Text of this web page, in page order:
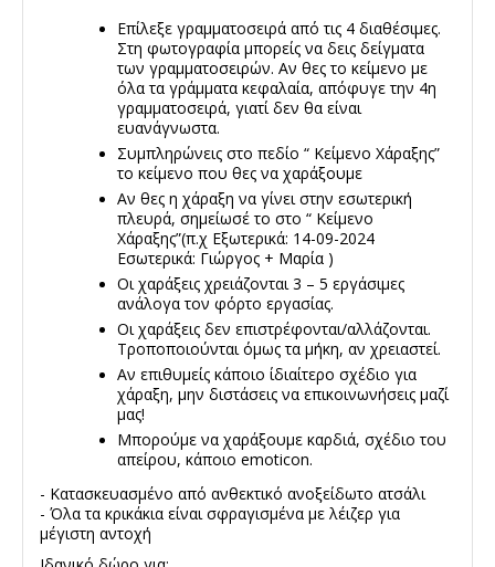
Επίλεξε γραμματοσειρά από τις 4 διαθέσιμες.
Στη φωτογραφία μπορείς να δεις δείγματα
των γραμματοσειρών. Αν θες το κείμενο με
όλα τα γράμματα κεφαλαία, απόφυγε την 4η
γραμματοσειρά, γιατί δεν θα είναι
ευανάγνωστα.
Συμπληρώνεις στο πεδίο “ Κείμενο Χάραξης”
το κείμενο που θες να χαράξουμε
Αν θες η χάραξη να γίνει στην εσωτερική
πλευρά, σημείωσέ το στο “ Κείμενο
Χάραξης”(π.χ Εξωτερικά: 14-09-2024
Εσωτερικά: Γιώργος + Μαρία )
Οι χαράξεις χρειάζονται 3 – 5 εργάσιμες
ανάλογα τον φόρτο εργασίας.
Οι χαράξεις δεν επιστρέφονται/αλλάζονται.
Τροποποιούνται όμως τα μήκη, αν χρειαστεί.
Αν επιθυμείς κάποιο ίδιαίτερο σχέδιο για
χάραξη, μην διστάσεις να επικοινωνήσεις μαζί
μας!
Μπορούμε να χαράξουμε καρδιά, σχέδιο του
απείρου, κάποιο emoticon.
- Κατασκευασμένο από ανθεκτικό ανοξείδωτο ατσάλι
- Όλα τα κρικάκια είναι σφραγισμένα με λέιζερ για
μέγιστη αντοχή